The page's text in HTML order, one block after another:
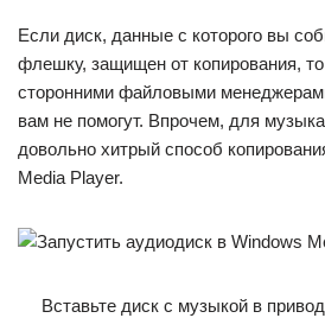
Если диск, данные с которого вы
флешку, защищен от копирования,
сторонними файловыми
вам не помогут. Впрочем, для
довольно хитрый способ
Media Player.
Вставьте диск с музыкой в